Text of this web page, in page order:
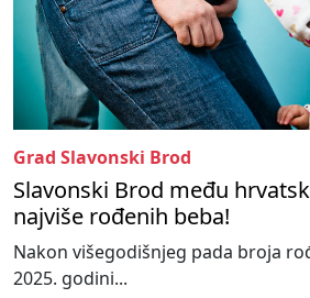
Grad Slavonski Brod
Slavonski Brod među
najviše rođenih beba!
Nakon višegodišnjeg pada broja
2025. godini...